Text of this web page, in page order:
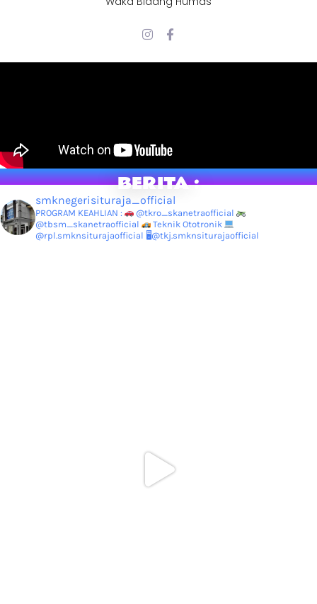
BERITA :
smknegerisituraja_official
PROGRAM KEAHLIAN :
@tkro_skanetraofficial
@tbsm_skanetraofficial
Teknik Ototronik
@rpl.smknsiturajaofficial 🖥@tkj.smknsiturajaofficial